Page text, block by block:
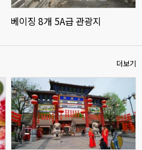
베이징 8개 5A급 관광지
더보기